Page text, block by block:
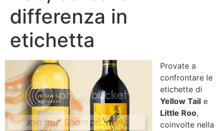
differenza in
etichetta
Provate a
confrontare le
etichette di
Yellow Tail e
Little Roo,
coinvolte nella